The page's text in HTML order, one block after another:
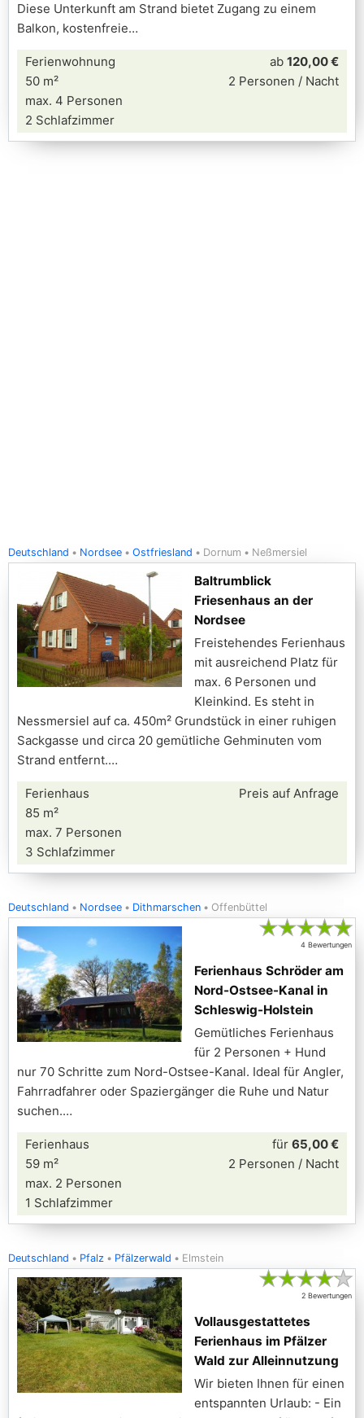
Diese Unterkunft am Strand bietet Zugang zu einem
Balkon, kostenfreie
Ferienwohnung
50 m²
max. 4 Personen
2 Schlafzimmer
ab 120,00 €
2 Personen / Nacht
Deutschland Nordsee Ostfriesland Dornum Neßmersiel
Baltrumblick
Friesenhaus an der
Nordsee
Freistehendes Ferienhaus
mit ausreichend Platz für
max. 6 Personen und
Kleinkind. Es steht in
Nessmersiel auf ca. 450m² Grundstück in einer ruhigen
Sackgasse und circa 20 gemütliche Gehminuten vom
Strand entfernt.
Ferienhaus
85 m²
max. 7 Personen
3 Schlafzimmer
Preis auf Anfrage
Deutschland Nordsee Dithmarschen Offenbüttel
★★★★★
4 Bewertungen
Ferienhaus Schröder am
Nord-Ostsee-Kanal in
Schleswig-Holstein
Gemütliches Ferienhaus
für 2 Personen + Hund
nur 70 Schritte zum Nord-Ostsee-Kanal. Ideal für Angler,
Fahrradfahrer oder Spaziergänger die Ruhe und Natur
suchen.
Ferienhaus
59 m²
max. 2 Personen
1 Schlafzimmer
für 65,00 €
2 Personen / Nacht
Deutschland Pfalz Pfälzerwald Elmstein
★★★★★
2 Bewertungen
Vollausgestattetes
Ferienhaus im Pfälzer
Wald zur Alleinnutzung
Wir bieten Ihnen für einen
entspannten Urlaub: - Ein